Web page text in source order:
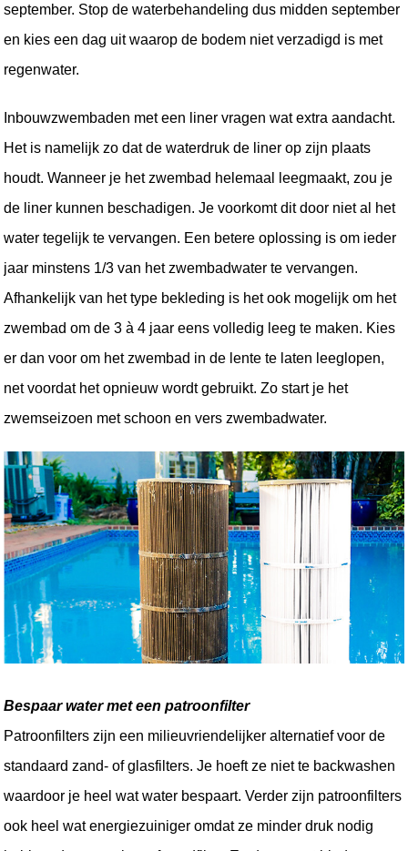
september. Stop de waterbehandeling dus midden september
en kies een dag uit waarop de bodem niet verzadigd is met
regenwater.
Inbouwzwembaden met een liner vragen wat extra aandacht.
Het is namelijk zo dat de waterdruk de liner op zijn plaats
houdt. Wanneer je het zwembad helemaal leegmaakt, zou je
de liner kunnen beschadigen. Je voorkomt dit door niet al het
water tegelijk te vervangen. Een betere oplossing is om ieder
jaar minstens 1/3 van het zwembadwater te vervangen.
Afhankelijk van het type bekleding is het ook mogelijk om het
zwembad om de 3 à 4 jaar eens volledig leeg te maken. Kies
er dan voor om het zwembad in de lente te laten leeglopen,
net voordat het opnieuw wordt gebruikt. Zo start je het
zwemseizoen met schoon en vers zwembadwater.
Bespaar water met een patroonfilter
Patroonfilters zijn een milieuvriendelijker alternatief voor de
standaard zand- of glasfilters. Je hoeft ze niet te backwashen
waardoor je heel wat water bespaart. Verder zijn patroonfilters
ook heel wat energiezuiniger omdat ze minder druk nodig